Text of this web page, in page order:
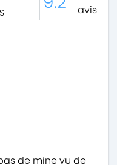
avis
de mine vu de